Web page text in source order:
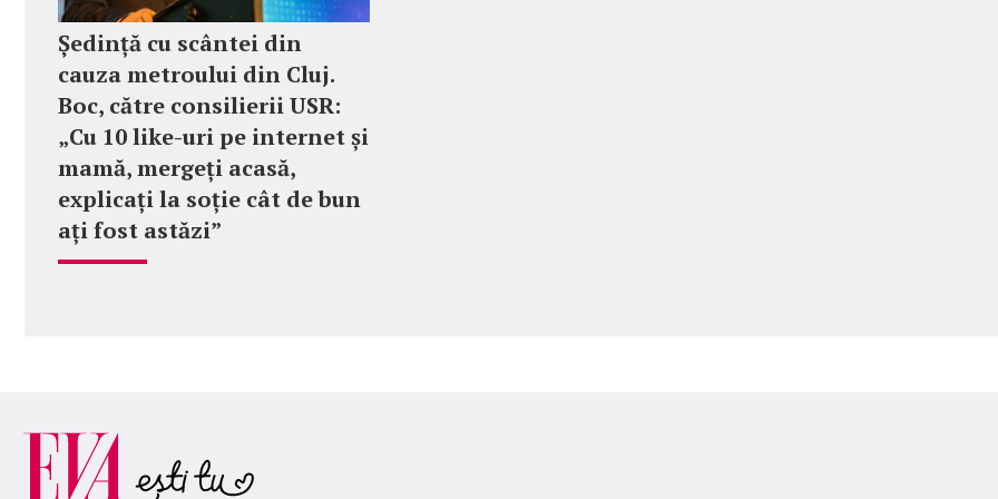
Ședință cu scântei din
cauza metroului din Cluj.
Boc, către consilierii USR:
„Cu 10 like-uri pe internet și
mamă, mergeți acasă,
explicați la soție cât de bun
ați fost astăzi”